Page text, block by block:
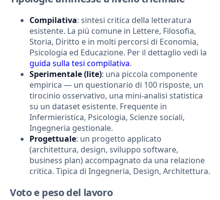
Compilativa: sintesi critica della letteratura
esistente. La più comune in Lettere, Filosofia,
Storia, Diritto e in molti percorsi di Economia,
Psicologia ed Educazione. Per il dettaglio vedi la
guida sulla tesi compilativa.
Sperimentale (lite): una piccola componente
empirica — un questionario di 100 risposte, un
tirocinio osservativo, una mini-analisi statistica
su un dataset esistente. Frequente in
Infermieristica, Psicologia, Scienze sociali,
Ingegneria gestionale.
Progettuale: un progetto applicato
(architettura, design, sviluppo software,
business plan) accompagnato da una relazione
critica. Tipica di Ingegneria, Design, Architettura.
Voto e peso del lavoro